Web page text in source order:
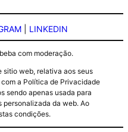
LINKEDIN
com moderação.
sitio web, relativa aos seus
a Política de Privacidade
sendo apenas usada para
personalizada da web. Ao
condições.